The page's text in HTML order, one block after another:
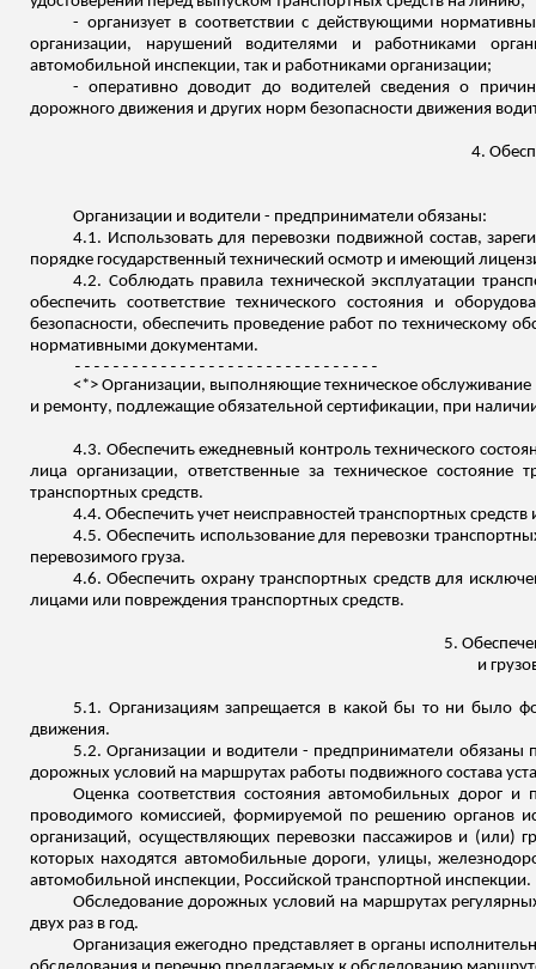
- организует в соответствии с действующими
организации, нарушений водителями и работниками
автомобильной инспекции, так и работниками организации;
- оперативно доводит до водителей сведения о
дорожного движения и других норм безопасности движения
4.
Организации и водители - предприниматели обязаны:
4.1. Использовать для перевозки подвижной состав,
порядке государственный технический осмотр и имеющий
4.2. Соблюдать правила технической эксплуатации
обеспечить соответствие технического состояния и
безопасности, обеспечить проведение работ по техническому
нормативными документами.
--------------------------------
<*> Организации, выполняющие техническое
и ремонту, подлежащие обязательной сертификации, при
4.3. Обеспечить ежедневный контроль технического
лица организации, ответственные за техническое
транспортных средств.
4.4. Обеспечить учет неисправностей транспортных средств
4.5. Обеспечить использование для перевозки
перевозимого груза.
4.6. Обеспечить охрану транспортных средств для
лицами или повреждения транспортных средств.
5.
и
5.1. Организациям запрещается в какой бы то ни было
движения.
5.2. Организации и водители - предприниматели обязаны
дорожных условий на маршрутах работы подвижного состава
Оценка соответствия состояния автомобильных дорог
проводимого комиссией, формируемой по решению органов
организаций, осуществляющих перевозки пассажиров и (или)
которых находятся автомобильные дороги, улицы,
автомобильной инспекции, Российской транспортной инспекции.
Обследование дорожных условий на маршрутах
двух раз в год.
Организация ежегодно представляет в органы